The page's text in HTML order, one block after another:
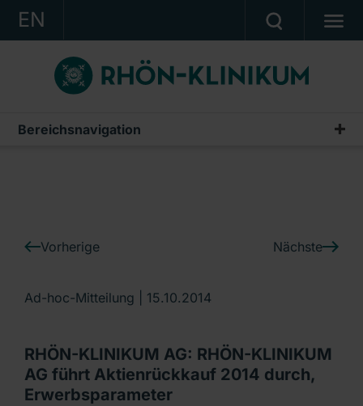
EN
KONZERN
KLINIKEN
KARRIERE
Ein Unternehmen der RHÖN-KLINIKUM AG
Bereichsnavigation
IR-News
Vorherige Nächste
Ad-hoc-Mitteilung | 15.10.2014
RHÖN-KLINIKUM AG: RHÖN-KLINIKUM
AG führt Aktienrückkauf 2014 durch,
Erwerbsparameter